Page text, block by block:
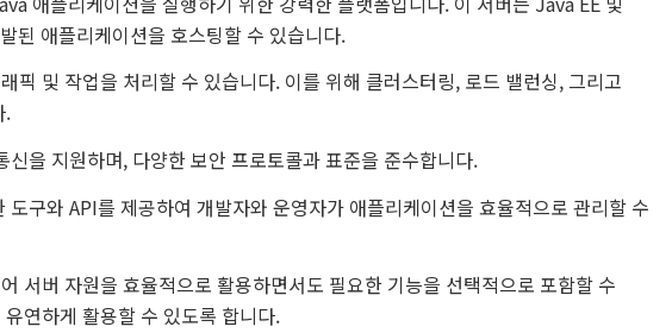
된 애플리케이션을 호스팅할 수 있습니다.
및 작업을 처리할 수 있습니다. 이를 위해 클러스터링, 로드 밸런싱, 그리고
.
을 지원하며, 다양한 보안 프로토콜과 표준을 준수합니다.
구와 API를 제공하여 개발자와 운영자가 애플리케이션을 효율적으로 관리할 수
서버 자원을 효율적으로 활용하면서도 필요한 기능을 선택적으로 포함할 수
연하게 활용할 수 있도록 합니다.